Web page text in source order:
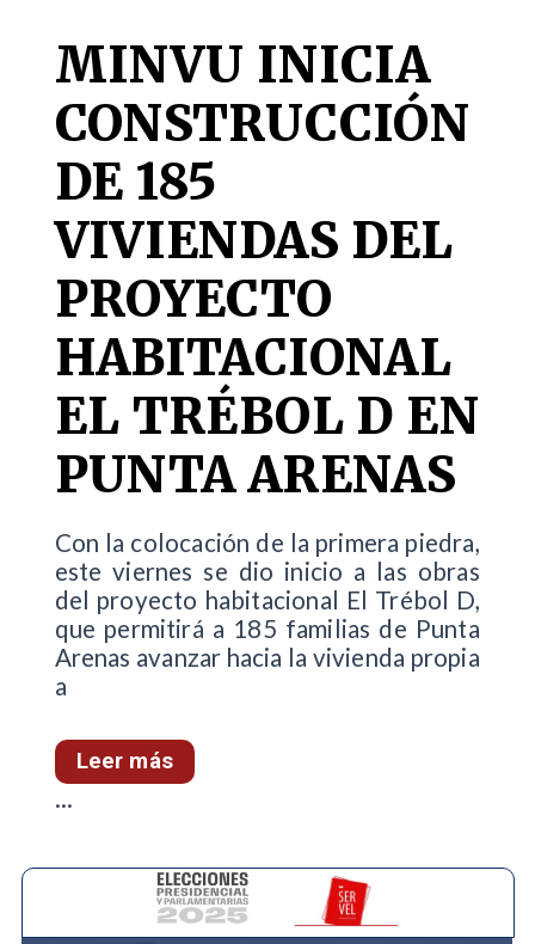
MINVU INICIA
CONSTRUCCIÓN
DE 185
VIVIENDAS DEL
PROYECTO
HABITACIONAL
EL TRÉBOL D EN
PUNTA ARENAS
Con la colocación de la primera piedra,
este viernes se dio inicio a las obras
del proyecto habitacional El Trébol D,
que permitirá a 185 familias de Punta
Arenas avanzar hacia la vivienda propia
a
Leer más
...